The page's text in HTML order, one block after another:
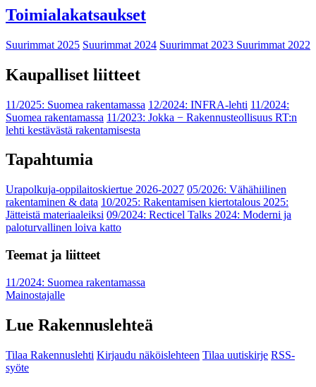
Toimialakatsaukset
Suurimmat 2025 Suurimmat 2024 Suurimmat 2023 Suurimmat 2022
Kaupalliset liitteet
11/2025: Suomea rakentamassa 12/2024: INFRA-lehti 11/2024:
Suomea rakentamassa 11/2023: Jokka − Rakennusteollisuus RT:n
lehti kestävästä rakentamisesta
Tapahtumia
Urapolkuja-oppilaitoskiertue 2026-2027 05/2026: Vähähiilinen
rakentaminen & data 10/2025: Rakentamisen kiertotalous 2025:
Jätteistä materiaaleiksi 09/2024: Recticel Talks 2024: Moderni ja
paloturvallinen loiva katto
Teemat ja liitteet
11/2024: Suomea rakentamassa
Mainostajalle
Lue Rakennuslehteä
Tilaa Rakennuslehti Kirjaudu näköislehteen Tilaa uutiskirje RSS-
syöte